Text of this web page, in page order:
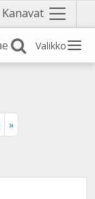
Kanavat Näytä
valikko
Valikko
»